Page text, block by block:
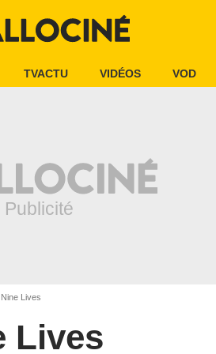
TVACTU VIDÉOS VOD
Lives
Lives